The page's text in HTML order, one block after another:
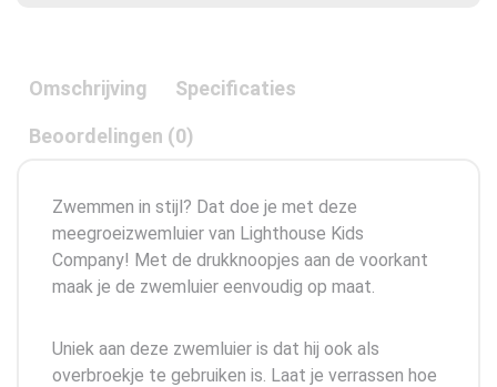
Omschrijving Specificaties
Beoordelingen (0)
Zwemmen in stijl? Dat doe je met deze
meegroeizwemluier van Lighthouse Kids
Company! Met de drukknoopjes aan de voorkant
maak je de zwemluier eenvoudig op maat.
Uniek aan deze zwemluier is dat hij ook als
overbroekje te gebruiken is. Laat je verrassen hoe